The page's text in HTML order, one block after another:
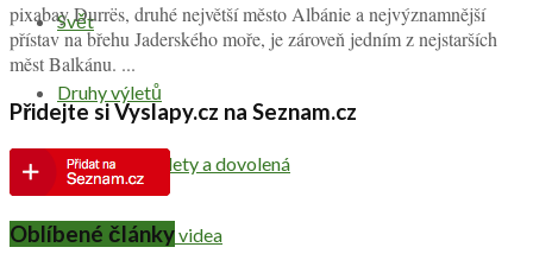
Svět
Druhy výletů
Netradiční výlety a dovolená
Cestovatelská videa
pixabay Durrës, druhé největší město Albánie a nejvýznamnější
přístav na břehu Jaderského moře, je zároveň jedním z nejstarších
měst Balkánu. ...
Přidejte si Vyslapy.cz na Seznam.cz
Oblíbené články